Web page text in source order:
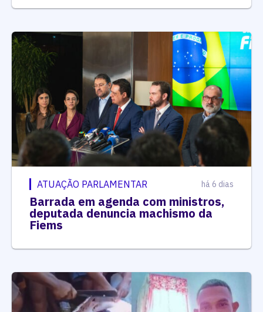
ATUAÇÃO PARLAMENTAR há 6 dias
Barrada em agenda com ministros,
deputada denuncia machismo da
Fiems